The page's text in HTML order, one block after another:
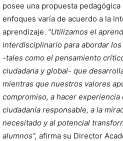
posee una propuesta
enfoques varía de acuerdo a la
aprendizaje. “Utilizamos el
interdisciplinario para abordar
-tales como el pensamiento
ciudadana y global- que
mientras que nuestros valores
compromiso, a hacer experiencia
ciudadanía responsable, a la
necesitado y al potencial
alumnos”, afirma su Director